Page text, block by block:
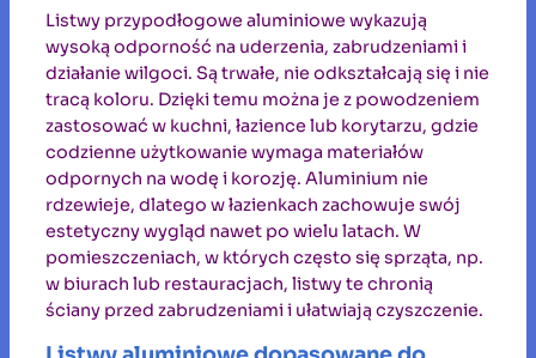
Listwy przypodłogowe aluminiowe wykazują
wysoką odporność na uderzenia, zabrudzeniami i
działanie wilgoci. Są trwałe, nie odkształcają się i nie
tracą koloru. Dzięki temu można je z powodzeniem
zastosować w kuchni, łazience lub korytarzu, gdzie
codzienne użytkowanie wymaga materiałów
odpornych na wodę i korozję. Aluminium nie
rdzewieje, dlatego w łazienkach zachowuje swój
estetyczny wygląd nawet po wielu latach. W
pomieszczeniach, w których często się sprząta, np.
w biurach lub restauracjach, listwy te chronią
ściany przed zabrudzeniami i ułatwiają czyszczenie.